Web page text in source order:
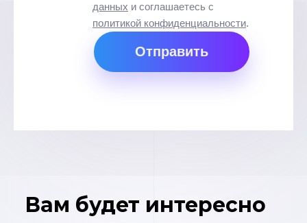
данных и соглашаетесь с
политикой конфиденциальности.
Отправить
Вам будет интересно